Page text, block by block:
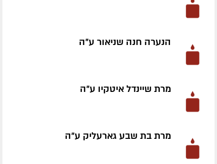
הנערה חנה שניאור ע״ה
מרת שיינדל איטקיו ע״ה
מרת בת שבע גארעליק ע״ה